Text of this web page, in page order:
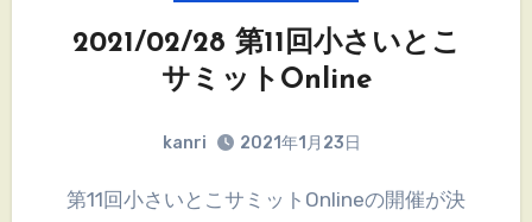
2021/02/28 第11回小さいとこ
サミットOnline
kanri 2021年1月23日
第11回小さいとこサミットOnlineの開催が決